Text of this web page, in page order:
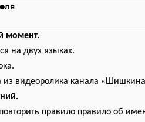
момент.
на двух языках.
из видеоролика канала
правило правило об